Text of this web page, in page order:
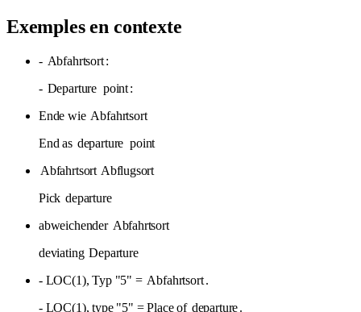
Exemples en contexte
- Abfahrtsort:
- Departure point:
Ende wie Abfahrtsort
End as departure point
Abfahrtsort Abflugsort
Pick departure
abweichender Abfahrtsort
deviating Departure
- LOC(1), Typ "5" = Abfahrtsort .
- LOC(1), type "5" = Place of departure.